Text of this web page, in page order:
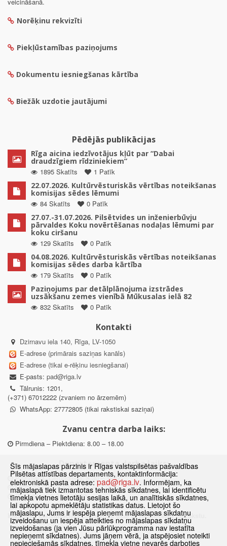
Norēķinu rekvizīti
Piekļūstamības paziņojums
Dokumentu iesniegšanas kārtība
Biežāk uzdotie jautājumi
Pēdējās publikācijas
Rīga aicina iedzīvotājus kļūt par “Dabai
draudzīgiem rīdziniekiem”
1895 Skatīts
1 Patīk
22.07.2026. Kultūrvēsturiskās vērtības noteikšanas
komisijas sēdes lēmumi
84 Skatīts
0 Patīk
27.07.-31.07.2026. Pilsētvides un inženierbūvju
pārvaldes Koku novērtēšanas nodaļas lēmumi par
koku ciršanu
129 Skatīts
0 Patīk
04.08.2026. Kultūrvēsturiskās vērtības noteikšanas
komisijas sēdes darba kārtība
179 Skatīts
0 Patīk
Paziņojums par detālplānojuma izstrādes
uzsākšanu zemes vienībā Mūkusalas ielā 82
832 Skatīts
0 Patīk
Kontakti
Dzirnavu iela 140, Rīga, LV-1050
E-adrese (primārais saziņas kanāls)
E-adrese (tikai e-rēķinu iesniegšanai)
E-pasts: pad@riga.lv
Tālrunis: 1201,
(+371) 67012222 (zvaniem no ārzemēm)
WhatsApp: 27772805 (tikai rakstiskai saziņai)
Zvanu centra darba laiks:
Pirmdiena – Piektdiena: 8.00 – 18.00
Departamenta darba laiks:
Pirmdiena, Ceturtdiena: 8.30 – 18.00
Otrdiena, Trešdiena: 8.30 – 17.00
Piektdiena: 8.30 – 15.00
Klātienes konsultācijas pieejamas tikai ar iepriekšēju pierakstu.
Šīs mājaslapas pārzinis ir Rīgas valstspilsētas pašvaldības
Pilsētas attīstības departaments, kontaktinformācija:
elektroniskā pasta adrese: pad@riga.lv. Informējam, ka
mājaslapā tiek izmantotas tehniskās sīkdatnes, lai identificētu
tīmekļa vietnes lietotāju sesijas laikā, un analītiskās sīkdatnes,
lai apkopotu apmeklētāju statistikas datus. Lietojot šo
mājaslapu, Jums ir iespēja pieņemt mājaslapas sīkdatņu
izveidošanu un iespēja atteikties no mājaslapas sīkdatņu
izveidošanas (ja vien Jūsu pārlūkprogramma nav iestatīta
nepieņemt sīkdatnes). Jums jāņem vērā, ja atspējosiet noteikti
nepieciešamās sīkdatnes, tīmekļa vietne nevarēs darboties